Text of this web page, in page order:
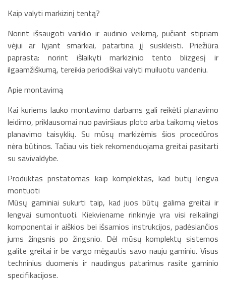
Kaip valyti markizinį tentą?
Norint išsaugoti variklio ir audinio veikimą, pučiant stipriam
vėjui ar lyjant smarkiai, patartina jį suskleisti. Priežiūra
paprasta: norint išlaikyti markizinio tento blizgesį ir
ilgaamžiškumą, tereikia periodiškai valyti muiluotu vandeniu.
Apie montavimą
Kai kuriems lauko montavimo darbams gali reikėti planavimo
leidimo, priklausomai nuo paviršiaus ploto arba taikomų vietos
planavimo taisyklių. Su mūsų markizėmis šios procedūros
nėra būtinos. Tačiau vis tiek rekomenduojama greitai pasitarti
su savivaldybe.
Produktas pristatomas kaip komplektas, kad būtų lengva
montuoti
Mūsų gaminiai sukurti taip, kad juos būtų galima greitai ir
lengvai sumontuoti. Kiekviename rinkinyje yra visi reikalingi
komponentai ir aiškios bei išsamios instrukcijos, padėsiančios
jums žingsnis po žingsnio. Dėl mūsų komplektų sistemos
galite greitai ir be vargo mėgautis savo nauju gaminiu. Visus
techninius duomenis ir naudingus patarimus rasite gaminio
specifikacijose.